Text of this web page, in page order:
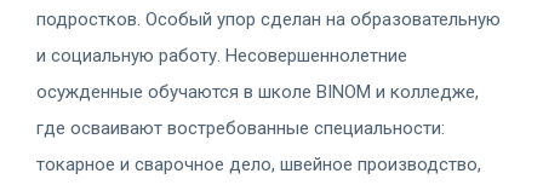
подростков. Особый упор сделан на образовательную
и социальную работу. Несовершеннолетние
осужденные обучаются в школе BINOM и колледже,
где осваивают востребованные специальности:
токарное и сварочное дело, швейное производство,